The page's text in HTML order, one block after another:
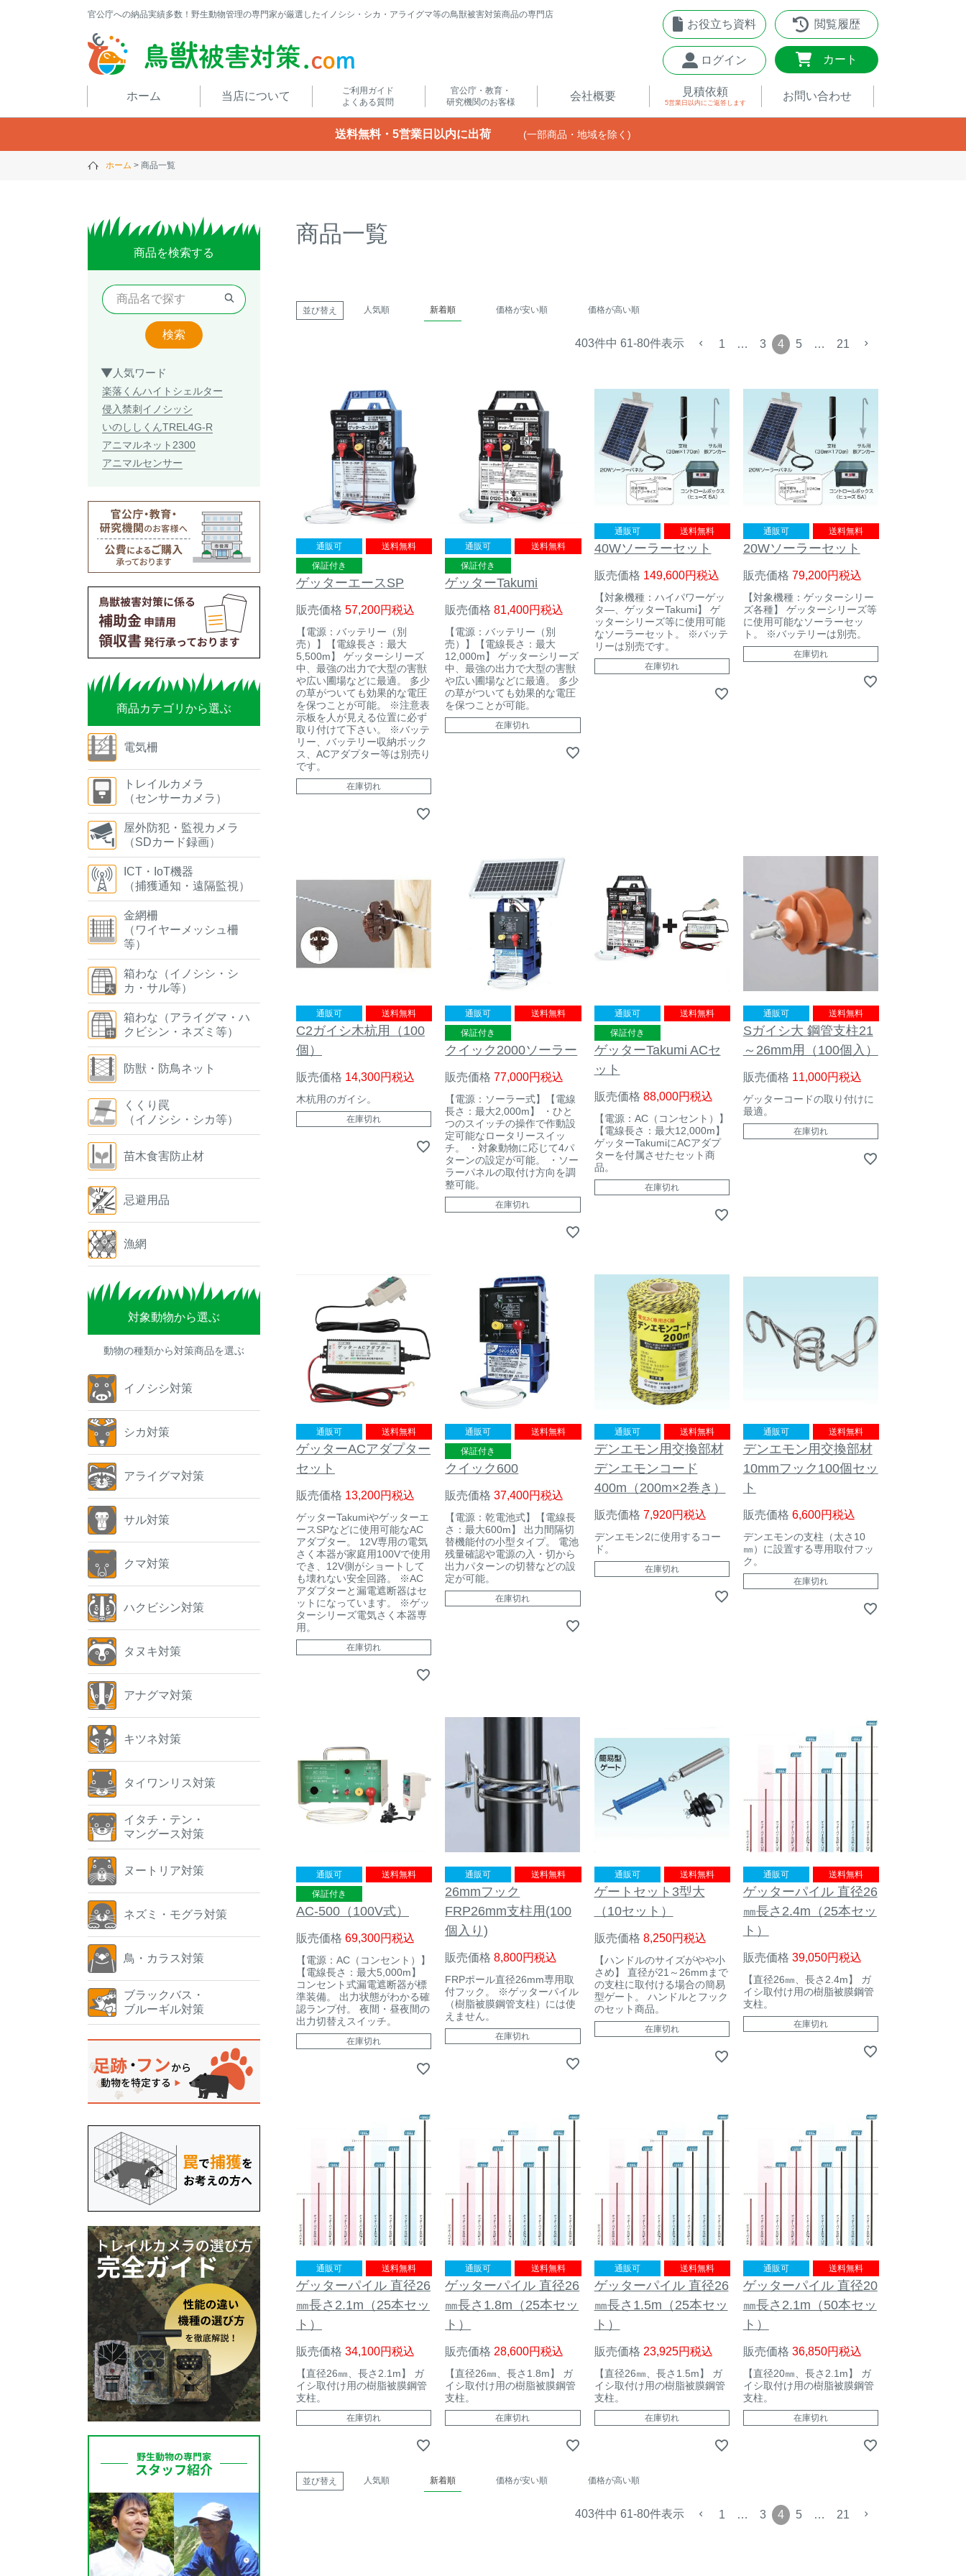
官公庁への納品実績多数！野生動物管理の専門家が厳選したイノシシ・シカ・アライグマ等の鳥獣被害対策商品の専門店
お役立ち資料 閲覧履歴
ログイン カート
ホーム 当店について
ご利用ガイド
よくある質問
官公庁・教育・
研究機関のお客様
会社概要 見積依頼
5営業日以内 にご返答します
お問い合わせ
送料無料・5営業日以内に出荷 (一部商品・地域を除く)
ホーム 商品一覧
商品を検索する
検索
人気ワード
楽落くんハイトシェルター
侵入禁刺 イノシッシ
いのししくんTREL4G-R
アニマルネット2300
アニマルセンサー
商品カテゴリから選ぶ
電気柵
トレイルカメラ
（センサーカメラ）
屋外防犯・監視カメラ
（SDカード録画）
ICT・IoT機器
（捕獲通知・遠隔監視）
金網柵
（ワイヤーメッシュ柵
等）
箱わな（イノシシ・シ
カ・サル等）
箱わな（アライグマ・ハ
クビシン・ネズミ等）
防獣・防鳥ネット
くくり罠
（イノシシ・シカ等）
苗木食害防止材
忌避用品
漁網
対象動物から選ぶ
動物の種類から対策商品を選ぶ
イノシシ対策
シカ対策
アライグマ対策
サル対策
クマ対策
ハクビシン対策
タヌキ対策
アナグマ対策
キツネ対策
タイワンリス対策
イタチ・テン・
マングース対策
ヌートリア対策
ネズミ・モグラ対策
鳥・カラス対策
ブラックバス・
ブルーギル対策
商品一覧
並び替え 人気順 新着順 価格が安い順 価格が高い順
403件中 61-80件表示 1 … 3 4 5 … 21
通販可
送料無料
保証付き
ゲッターエースSP
販売価格 57,200 税込
【電源：バッテリー（別
売）】【電線長さ：最大
5,500m】 ゲッターシリーズ
中、最強の出力で大型の害獣
や広い圃場などに最適。 多少
の草がついても効果的な電圧
を保つことが可能。 ※注意表
示板を人が見える位置に必ず
取り付けて下さい。 ※バッテ
リー、バッテリー収納ボック
ス、ACアダプター等は別売り
です。
在庫切れ
通販可
送料無料
保証付き
ゲッターTakumi
販売価格 81,400 税込
【電源：バッテリー（別
売）】【電線長さ：最大
12,000m】 ゲッターシリーズ
中、最強の出力で大型の害獣
や広い圃場などに最適。 多少
の草がついても効果的な電圧
を保つことが可能。
在庫切れ
通販可 送料無料
40Wソーラーセット
販売価格 149,600 税込
【対象機種：ハイパワーゲッ
タ―、ゲッターTakumi】 ゲ
ッターシリーズ等に使用可能
なソーラーセット。 ※バッテ
リーは別売です。
在庫切れ
通販可 送料無料
20Wソーラーセット
販売価格 79,200 税込
【対象機種：ゲッターシリー
ズ各種】 ゲッターシリーズ等
に使用可能なソーラーセッ
ト。 ※バッテリーは別売。
在庫切れ
通販可 送料無料
C2ガイシ木杭用（100
個）
販売価格 14,300 税込
木杭用のガイシ。
在庫切れ
通販可
送料無料
保証付き
クイック2000ソーラー
販売価格 77,000 税込
【電源：ソーラー式】【電線
長さ：最大2,000m】 ・ひと
つのスイッチの操作で作動設
定可能なロータリースイッ
チ。 ・対象動物に応じて4パ
ターンの設定が可能。 ・ソー
ラーパネルの取付け方向を調
整可能。
在庫切れ
通販可
送料無料
保証付き
ゲッターTakumi ACセ
ット
販売価格 88,000 税込
【電源：AC（コンセント）】
【電線長さ：最大12,000m】
ゲッターTakumiにACアダプ
ターを付属させたセット商
品。
在庫切れ
通販可 送料無料
Sガイシ大 鋼管支柱21
～26mm用（100個入）
販売価格 11,000 税込
ゲッターコードの取り付けに
最適。
在庫切れ
通販可 送料無料
ゲッターACアダプター
セット
販売価格 13,200 税込
ゲッターTakumiやゲッターエ
ースSPなどに使用可能なAC
アダプター。 12V専用の電気
さく本器が家庭用100Vで使用
でき、12V側がショートして
も壊れない安全回路。 ※AC
アダプターと漏電遮断器はセ
ットになっています。 ※ゲッ
ターシリーズ電気さく本器専
用。
在庫切れ
通販可
送料無料
保証付き
クイック600
販売価格 37,400 税込
【電源：乾電池式】【電線長
さ：最大600m】 出力間隔切
替機能付の小型タイプ。 電池
残量確認や電源の入・切から
出力パターンの切替などの設
定が可能。
在庫切れ
通販可 送料無料
デンエモン用交換部材
デンエモンコード
400m（200m×2巻き）
販売価格 7,920 税込
デンエモン2に使用するコー
ド。
在庫切れ
通販可 送料無料
デンエモン用交換部材
10mmフック100個セッ
ト
販売価格 6,600 税込
デンエモンの支柱（太さ10
㎜）に設置する専用取付フッ
ク。
在庫切れ
通販可
送料無料
保証付き
AC-500（100V式）
販売価格 69,300 税込
【電源：AC（コンセント）】
【電線長さ：最大5,000m】
コンセント式漏電遮断器が標
準装備。 出力状態がわかる確
認ランプ付。 夜間・昼夜間の
出力切替えスイッチ。
在庫切れ
通販可 送料無料
26mmフック
FRP26mm支柱用(100
個入り)
販売価格 8,800 税込
FRPポール直径26mm専用取
付フック。 ※ゲッターパイル
（樹脂被膜鋼管支柱）には使
えません。
在庫切れ
通販可 送料無料
ゲートセット3型大
（10セット）
販売価格 8,250 税込
【ハンドルのサイズがやや小
さめ】 直径が21～26mmまで
の支柱に取付ける場合の簡易
型ゲート。 ハンドルとフック
のセット商品。
在庫切れ
通販可 送料無料
ゲッターパイル 直径26
㎜長さ2.4m（25本セッ
ト）
販売価格 39,050 税込
【直径26㎜、長さ2.4m】 ガ
イシ取付け用の樹脂被膜鋼管
支柱。
在庫切れ
通販可 送料無料
ゲッターパイル 直径26
㎜長さ2.1m（25本セッ
ト）
販売価格 34,100 税込
【直径26㎜、長さ2.1m】 ガ
イシ取付け用の樹脂被膜鋼管
支柱。
在庫切れ
通販可 送料無料
ゲッターパイル 直径26
㎜長さ1.8m（25本セッ
ト）
販売価格 28,600 税込
【直径26㎜、長さ1.8m】 ガ
イシ取付け用の樹脂被膜鋼管
支柱。
在庫切れ
通販可 送料無料
ゲッターパイル 直径26
㎜長さ1.5m（25本セッ
ト）
販売価格 23,925 税込
【直径26㎜、長さ1.5m】 ガ
イシ取付け用の樹脂被膜鋼管
支柱。
在庫切れ
通販可 送料無料
ゲッターパイル 直径20
㎜長さ2.1m（50本セッ
ト）
販売価格 36,850 税込
【直径20㎜、長さ2.1m】 ガ
イシ取付け用の樹脂被膜鋼管
支柱。
在庫切れ
並び替え 人気順 新着順 価格が安い順 価格が高い順
403件中 61-80件表示 1 … 3 4 5 … 21